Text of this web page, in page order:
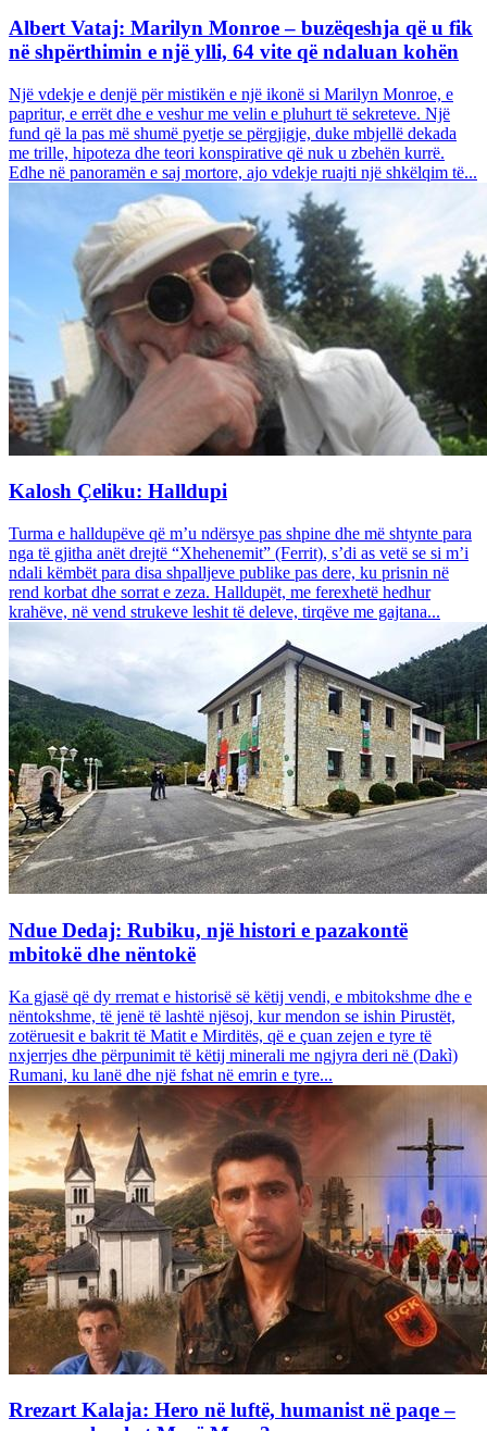
Albert Vataj: Marilyn Monroe – buzëqeshja që u fik
në shpërthimin e një ylli, 64 vite që ndaluan kohën
Një vdekje e denjë për mistikën e një ikonë si Marilyn Monroe, e
papritur, e errët dhe e veshur me velin e pluhurt të sekreteve. Një
fund që la pas më shumë pyetje se përgjigje, duke mbjellë dekada
me trille, hipoteza dhe teori konspirative që nuk u zbehën kurrë.
Edhe në panoramën e saj mortore, ajo vdekje ruajti një shkëlqim të...
Kalosh Çeliku: Halldupi
Turma e halldupëve që m’u ndërsye pas shpine dhe më shtynte para
nga të gjitha anët drejtë “Xhehenemit” (Ferrit), s’di as vetë se si m’i
ndali këmbët para disa shpalljeve publike pas dere, ku prisnin në
rend korbat dhe sorrat e zeza. Halldupët, me ferexhetë hedhur
krahëve, në vend strukeve leshit të deleve, tirqëve me gajtana...
Ndue Dedaj: Rubiku, një histori e pazakontë
mbitokë dhe nëntokë
Ka gjasë që dy rremat e historisë së këtij vendi, e mbitokshme dhe e
nëntokshme, të jenë të lashtë njësoj, kur mendon se ishin Pirustët,
zotëruesit e bakrit të Matit e Mirditës, që e çuan zejen e tyre të
nxjerrjes dhe përpunimit të këtij minerali me ngjyra deri në (Dakì)
Rumani, ku lanë dhe një fshat në emrin e tyre...
Rrezart Kalaja: Hero në luftë, humanist në paqe –